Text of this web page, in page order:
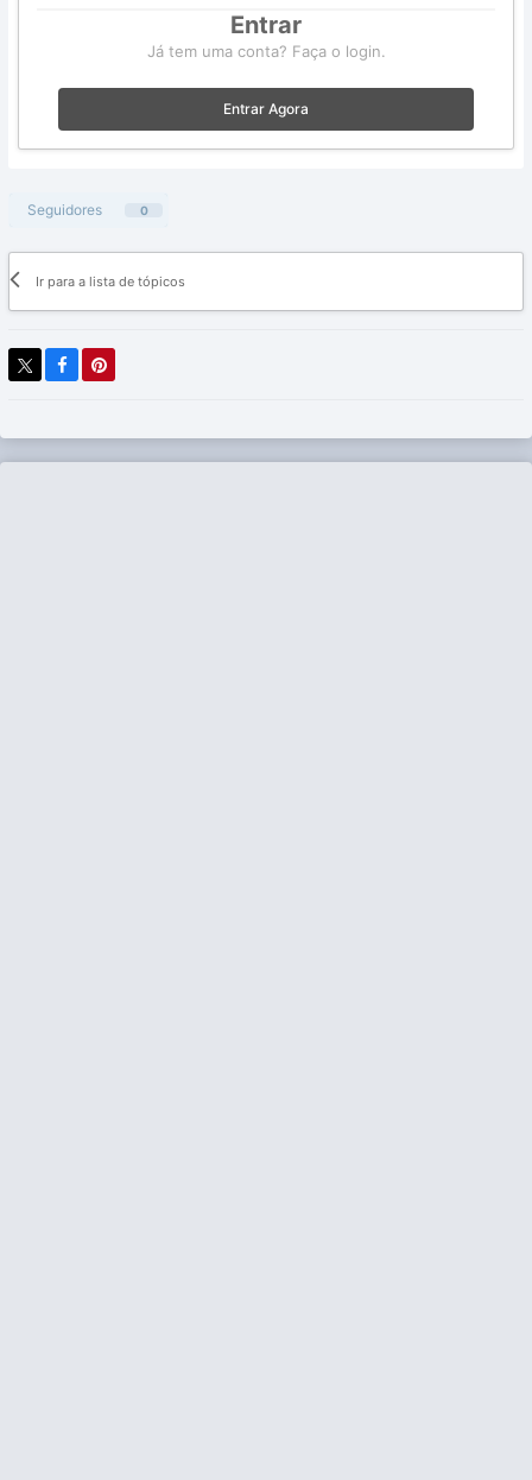
Entrar
Já tem uma conta? Faça o login.
Entrar Agora
Seguidores 0
Ir para a lista de tópicos